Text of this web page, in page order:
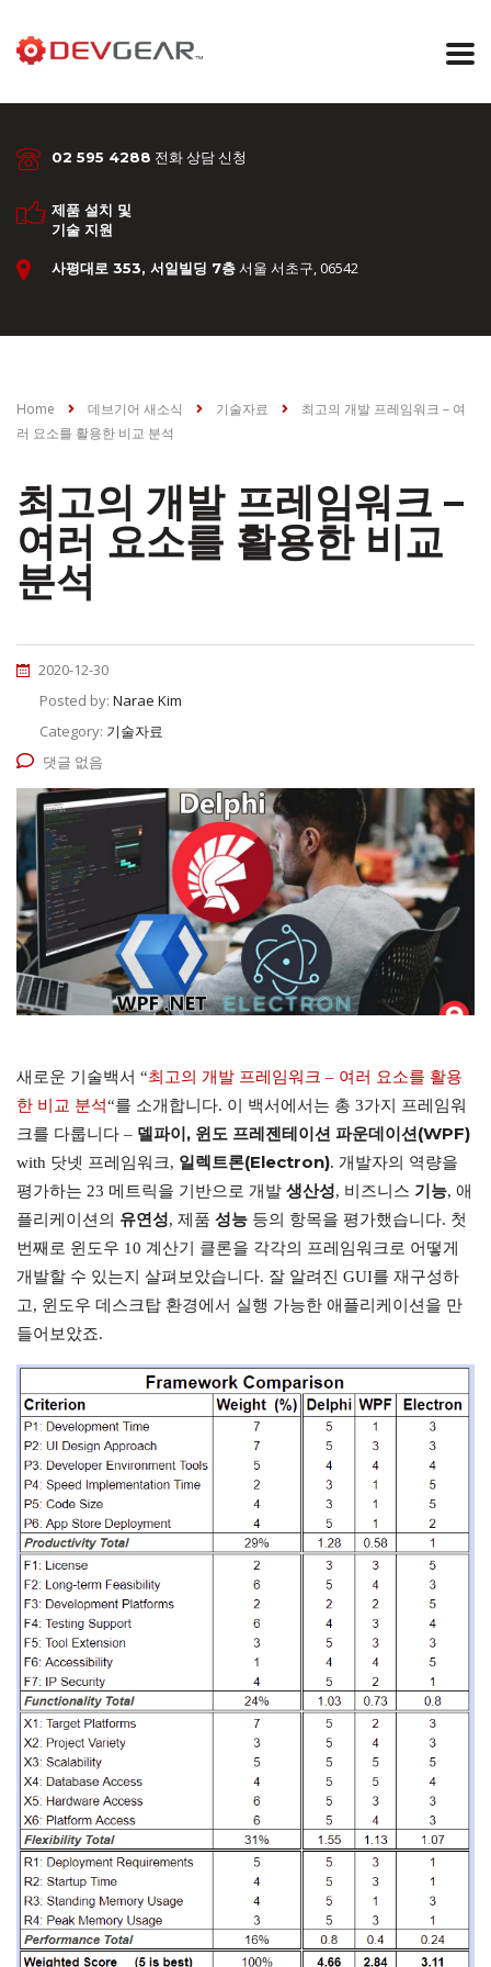
02 595 4288 전화 상담 신청
제품 설치 및
기술 지원
사평대로 353, 서일빌딩 7층서울 서초구, 06542
Home 데브기어 새소식 기술자료
최고의 개발 프레임워크 – 여
러 요소를 활용한 비교 분석
최고의 개발 프레임워크 –
여러 요소를 활용한 비교
분석
2020-12-30
Posted by: Narae Kim
Category: 기술자료
댓글 없음
새로운 기술백서 “최고의 개발 프레임워크 – 여러 요소를 활용
한 비교 분석“를 소개합니다. 이 백서에서는 총 3가지 프레임워
크를 다룹니다 – 델파이, 윈도 프레젠테이션 파운데이션(WPF)
with 닷넷 프레임워크, 일렉트론(Electron). 개발자의 역량을
평가하는 23 메트릭을 기반으로 개발 생산성, 비즈니스 기능, 애
플리케이션의 유연성, 제품 성능 등의 항목을 평가했습니다. 첫
번째로 윈도우 10 계산기 클론을 각각의 프레임워크로 어떻게
개발할 수 있는지 살펴보았습니다. 잘 알려진 GUI를 재구성하
고, 윈도우 데스크탑 환경에서 실행 가능한 애플리케이션을 만
들어보았죠.